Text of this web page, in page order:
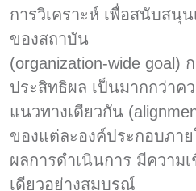
การวิเคราะห์ เพื่อสนับสนุ
ของสถาบัน
(organization-wide goal)
ประสิทธิผล เป็นมากกว่าค
แนวทางเดียวกัน
ของแต่ละองค์ประกอบภา
ผลการดำเนินการ มีความ
เดียวอย่างสมบูรณ์